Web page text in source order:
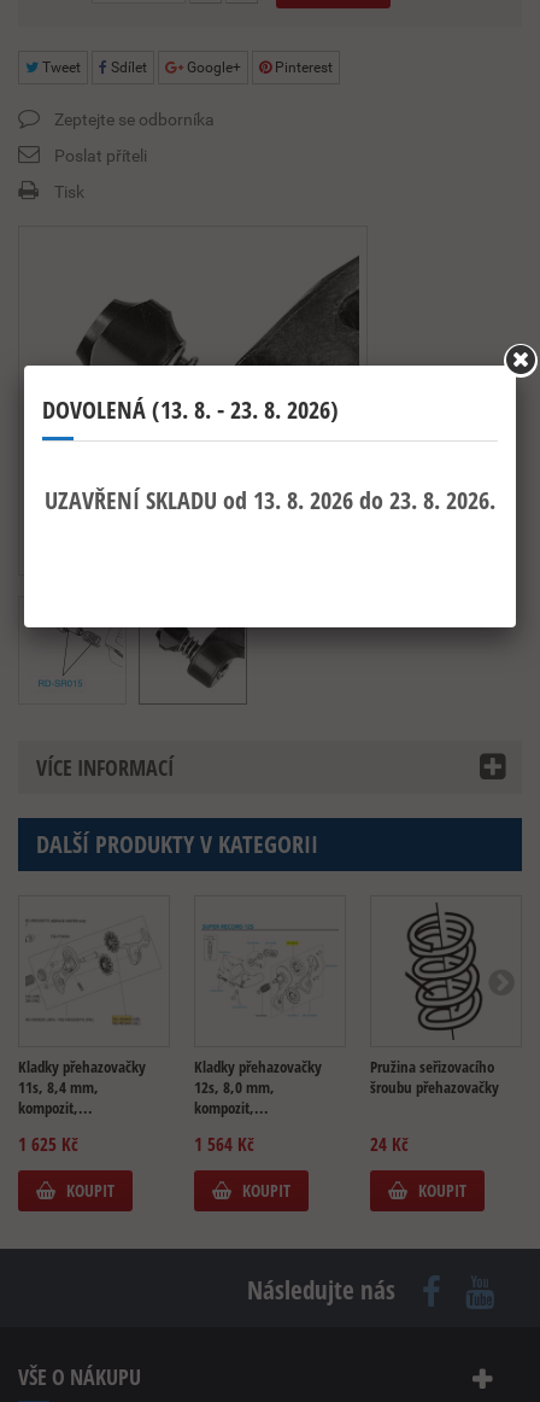
Tweet Sdílet Google+ Pinterest
Zeptejte se odborníka
Poslat příteli
Tisk
VÍCE INFORMACÍ
DALŠÍ PRODUKTY V KATEGORII
Kladky přehazovačky
11s, 8,4 mm,
kompozit,...
1 625 Kč
KOUPIT
Kladky přehazovačky
12s, 8,0 mm,
kompozit,...
1 564 Kč
KOUPIT
Pružina seřizovacího
šroubu přehazovačky
24 Kč
KOUPIT
Následujte nás
VŠE O NÁKUPU